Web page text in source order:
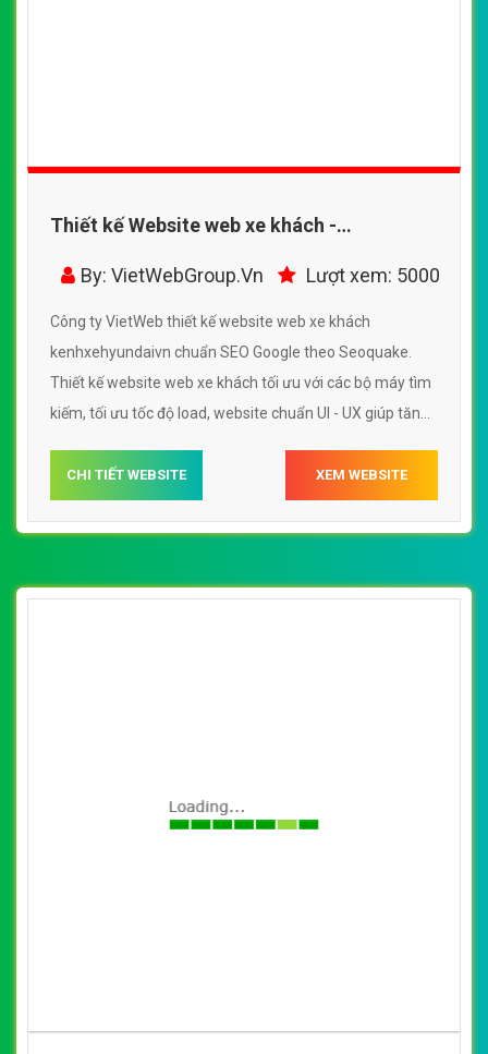
Thiết kế Website web xe khách -
kenhxehyundaivn
By: VietWebGroup.Vn Lượt xem: 5000
Công ty VietWeb thiết kế website web xe khách
kenhxehyundaivn chuẩn SEO Google theo Seoquake.
Thiết kế website web xe khách tối ưu với các bộ máy tìm
kiếm, tối ưu tốc độ load, website chuẩn UI - UX giúp tăng
kenhxehyundaivn
CHI TIẾT WEBSITE XEM WEBSITE